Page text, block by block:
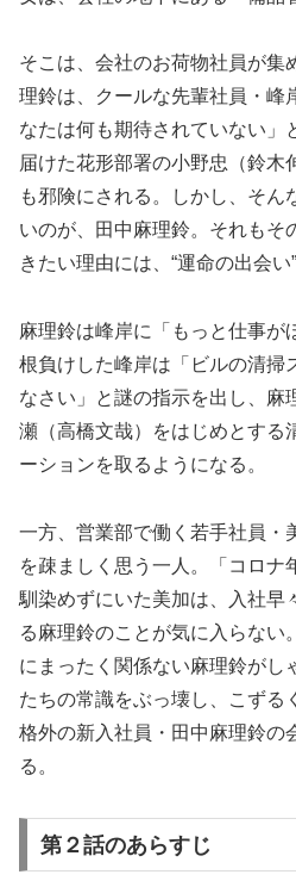
そこは、会社のお荷物社員が集
理鈴は、クールな先輩社員・峰
なたは何も期待されていない」
届けた花形部署の小野忠（鈴木
も邪険にされる。しかし、そん
いのが、田中麻理鈴。それもそ
きたい理由には、“運命の出会い
麻理鈴は峰岸に「もっと仕事が
根負けした峰岸は「ビルの清掃
なさい」と謎の指示を出し、麻
瀬（高橋文哉）をはじめとする
ーションを取るようになる。
一方、営業部で働く若手社員・
を疎ましく思う一人。「コロナ
馴染めずにいた美加は、入社早
る麻理鈴のことが気に入らない
にまったく関係ない麻理鈴が
たちの常識をぶっ壊し、こず
格外の新入社員・田中麻理鈴の
る。
第２話のあらすじ